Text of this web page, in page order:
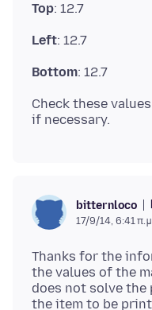
Top
Left
Bottom
Check these
bitternloco
17/9/14, 6:41 π.μ.
Thanks for the
the values of the
does not solve the
the item to be